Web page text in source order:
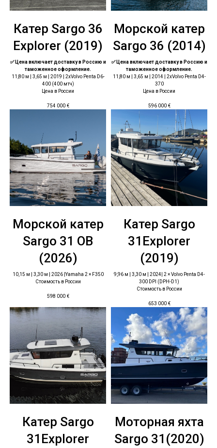
Катер Sargo 36
Explorer (2019)
✅ Цена включает доставку в Россию и
таможенное оформление.
11,80 м | 3,65 м | 2019 | 2хVolvo Penta D6-
400 (400 мтч)
Цена в России
754 000 €
Морской катер
Sargo 36 (2014)
✅ Цена включает доставку в Россию и
таможенное оформление.
11,80 м | 3,65 м | 2014 | 2хVolvo Penta D4-
370
Цена в России
596 000 €
Морской катер
Sargo 31 ОВ
(2026)
10,15 м | 3,30 м | 2026 |Yamaha 2 × F350
Стоимость в России
598 000 €
Катер Sargo
31Explorer
(2019)
9,96 м | 3,30 м | 2024| 2 × Volvo Penta D4-
300 DPI (DPH-D1)
Стоимость в России
653 000 €
Катер Sargo
31Explorer
Моторная яхта
Sargo 31(2020)